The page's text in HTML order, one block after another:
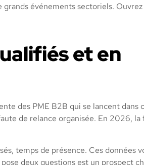
événements sectoriels.
et en
des PME B2B qui se lancent dans
de relance organisée. En 2026, la
temps de présence. Ces données
deux questions est un prospect